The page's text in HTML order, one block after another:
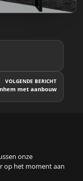
VOLGENDE BERICHT
met aanbouw
onze
op het moment aan